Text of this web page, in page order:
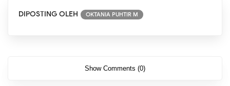
DIPOSTING OLEH OKTANIA PUHTIR M
Show Comments (0)